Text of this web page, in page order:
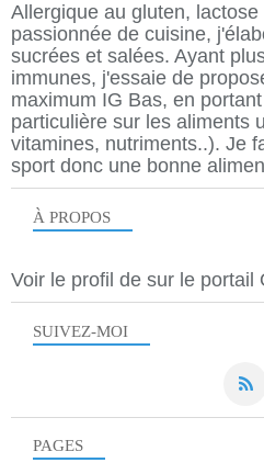
SUIVEZ-MOI
Allergique au gluten,
passionnée de cuisine,
sucrées et salées. Ayant
immunes, j'essaie de
maximum IG Bas, en
particulière sur les aliments
vitamines, nutriments..). Je
sport donc une bonne
À PROPOS
Voir le profil de sur le portail
PAGES